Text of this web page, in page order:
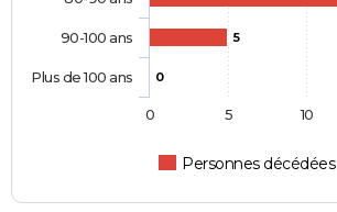
5
0
Personnes décédées
90-100 ans
Plus de 100 ans
0 5 10